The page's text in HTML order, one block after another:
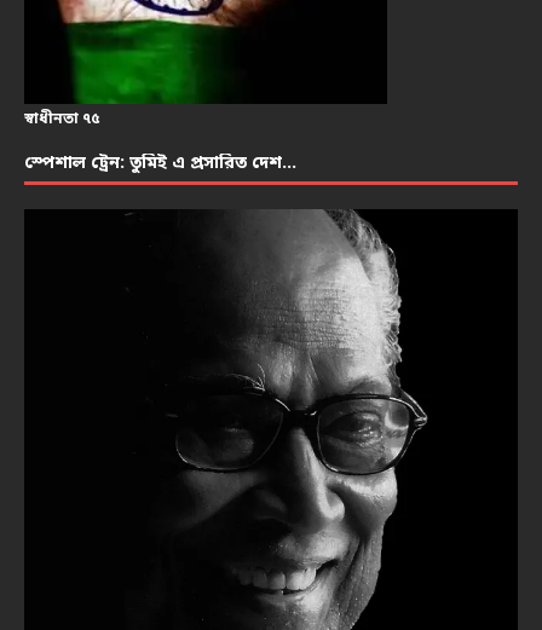
স্বাধীনতা ৭৫
স্পেশাল ট্রেন: তুমিই এ প্রসারিত দেশ…